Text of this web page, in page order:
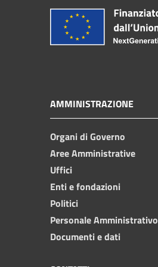
AMMINISTRAZIONE
Organi di Governo
Aree Amministrative
Uffici
Enti e fondazioni
Politici
Personale Amministrativo
Documenti e dati